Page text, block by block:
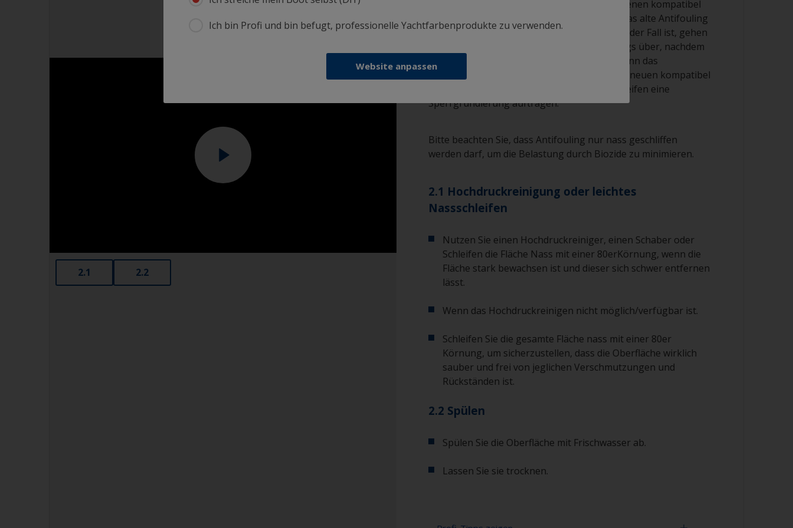
2.1 2.2
Wenn das neue Antifouling mit dem vorhandenen kompatibel
ist, können Sie es normalerweise direkt auf das alte Antifouling
auftragen, ohne es anzuschleifen. Wenn dies der Fall ist, gehen
Sie bitte direkt zum Auftragen des Antifoulings über, nachdem
Sie Oberfläche gründlich gereinigt haben. Wenn das
vorhandene Antifouling jedoch nicht mit dem neuen kompatibel
ist, müssen Sie nach einem leichten Nassschleifen eine
Sperrgrundierung auftragen.
Bitte beachten Sie, dass Antifouling nur nass geschliffen
werden darf, um die Belastung durch Biozide zu minimieren.
2.1 Hochdruckreinigung oder leichtes
Nassschleifen
Nutzen Sie einen Hochdruckreiniger, einen Schaber oder
Schleifen die Fläche Nass mit einer 80erKörnung, wenn die
Fläche stark bewachsen ist und dieser sich schwer entfernen
lässt.
Wenn das Hochdruckreinigen nicht möglich/verfügbar ist.
Schleifen Sie die gesamte Fläche nass mit einer 80er
Körnung, um sicherzustellen, dass die Oberfläche wirklich
sauber und frei von jeglichen Verschmutzungen und
Rückständen ist.
2.2 Spülen
Spülen Sie die Oberfläche mit Frischwasser ab.
Lassen Sie sie trocknen.
Ich bin Profi und bin befugt, professionelle Yachtfarbenprodukte zu verwenden.
Website anpassen